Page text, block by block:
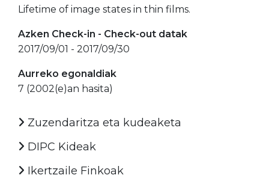
Lifetime of image states in thin films.
Azken Check-in - Check-out datak
2017/09/01 - 2017/09/30
Aurreko egonaldiak
7 (2002(e)an hasita)
Zuzendaritza eta kudeaketa
DIPC Kideak
Ikertzaile Finkoak